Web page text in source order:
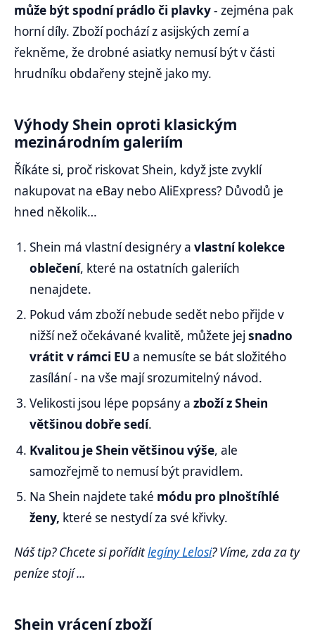
může být spodní prádlo či plavky- zejména pak
horní díly. Zboží pochází z asijských zemí a
řekněme, že drobné asiatky nemusí být v části
hrudníku obdařeny stejně jako my.
Výhody Shein oproti klasickým
mezinárodním galeriím
Říkáte si, proč riskovat Shein, když jste zvyklí
nakupovat na eBay nebo AliExpress? Důvodů je
hned několik…
Shein má vlastní designéry avlastní kolekce
oblečení, které na ostatních galeriích
nenajdete.
Pokud vám zboží nebude sedět nebo přijde v
nižší než očekávané kvalitě, můžete jejsnadno
vrátit v rámci EU a nemusíte se bát složitého
zasílání - na vše mají srozumitelný návod.
Velikosti jsou lépe popsány azboží z Shein
většinou dobře sedí.
Kvalitou je Shein většinou výše, ale
samozřejmě to nemusí být pravidlem.
Na Shein najdete také módu pro plnoštíhlé
ženy, které se nestydí za své křivky.
Náš tip? Chcete si poříditlegíny Lelosi? Víme, zda za ty
peníze stojí ...
Shein vrácení zboží